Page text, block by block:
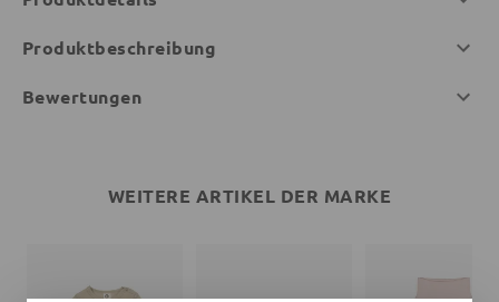
Produktbeschreibung
Bewertungen
WEITERE ARTIKEL DER MARKE